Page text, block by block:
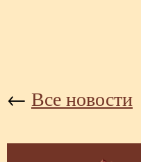
← Все новости